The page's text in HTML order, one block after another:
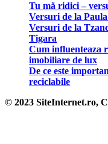
Tu mă ridici –
Versuri de la
Versuri de la
Tigara
Cum influenteaza
imobiliare de lux
De ce este
reciclabile
© 2023 SiteInternet.ro,